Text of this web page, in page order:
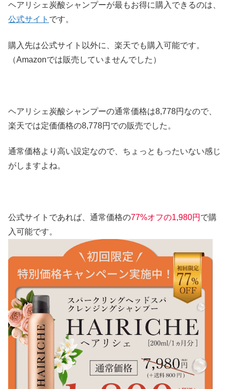
ヘアリシェ炭酸シャンプーが最もお得に購入できるのは、
公式サイト です。
購入先は公式サイト以外に、楽天でも購入可能です。
（Amazonでは販売していませんでした）
ヘアリシェ炭酸シャンプーの通常価格は8,778円なので、
楽天では定価価格の8,778円での販売でした。
通常価格より高い設定なので、ちょっともったいない感じ
がしますよね。
公式サイトであれば、通常価格の77%オフの1,980円 で購
入可能です。